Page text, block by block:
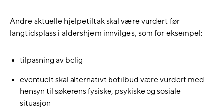
Andre aktuelle hjelpetiltak skal være vurdert før
langtidsplass i aldershjem innvilges, som for eksempel:
tilpasning av bolig
eventuelt skal alternativt botilbud være vurdert med
hensyn til søkerens fysiske, psykiske og sosiale
situasjon